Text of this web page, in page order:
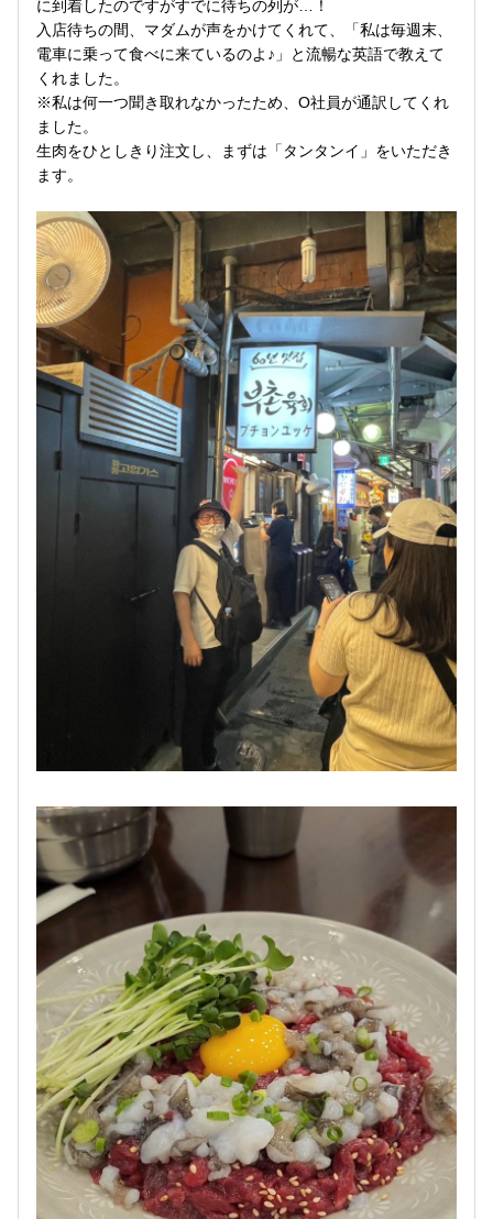
に到着したのですがすでに待ちの列が…！
入店待ちの間、マダムが声をかけてくれて、「私は毎週末、
電車に乗って食べに来ているのよ♪」と流暢な英語で教えて
くれました。
※私は何一つ聞き取れなかったため、O社員が通訳してくれ
ました。
生肉をひとしきり注文し、まずは「タンタンイ」をいただき
ます。